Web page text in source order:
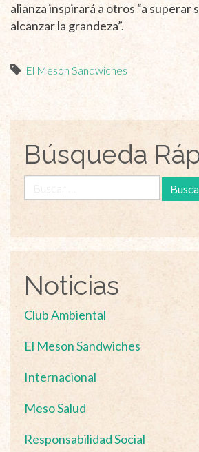
alianza inspirará a otros “a superar
alcanzar la grandeza”.
El Meson Sandwiches
Búsqueda
Noticias
Club Ambiental
El Meson Sandwiches
Internacional
Meso Salud
Responsabilidad Social